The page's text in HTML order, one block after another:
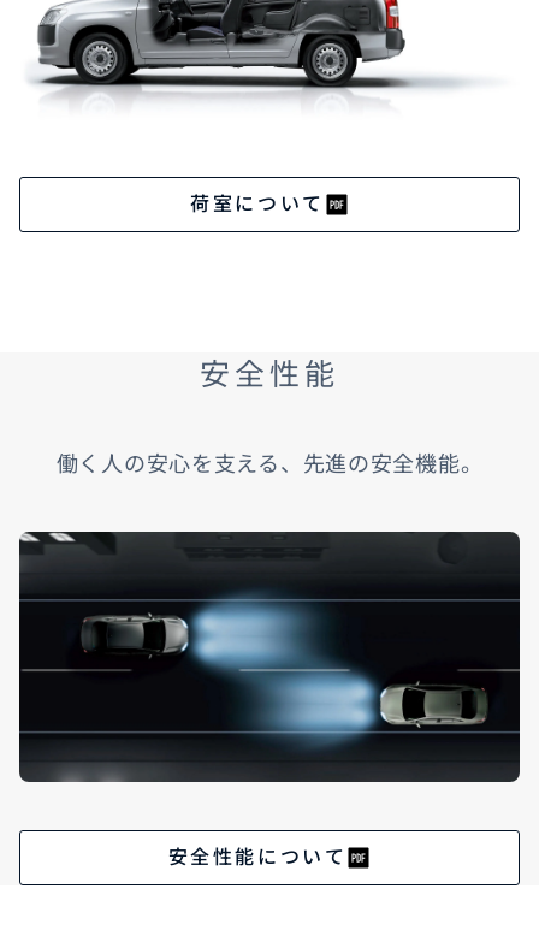
荷室について
安全性能
働く人の安心を支える、先進の安全機能。
安全性能について